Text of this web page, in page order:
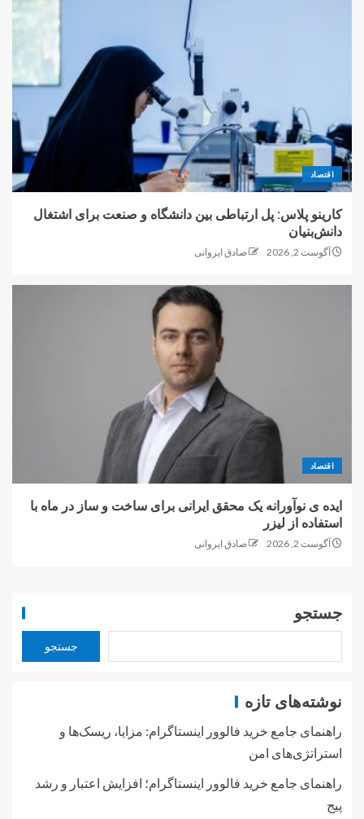
اقتصاد
کارینو پلاس: پل ارتباطی بین دانشگاه و صنعت برای اشتغال
دانش‌بنیان
آگوست 2, 2026 صادق ایروانی
اقتصاد
ایده ی نوآورانه یک محقق ایرانی برای ساخت و ساز در ماه با
استفاده از لیزر
آگوست 2, 2026 صادق ایروانی
جستجو
جستجو
نوشته‌های تازه
راهنمای جامع خرید فالوور اینستاگرام: مزایا، ریسک‌ها و
استراتژی‌های امن
راهنمای جامع خرید فالوور اینستاگرام؛ افزایش اعتبار و رشد
پیج